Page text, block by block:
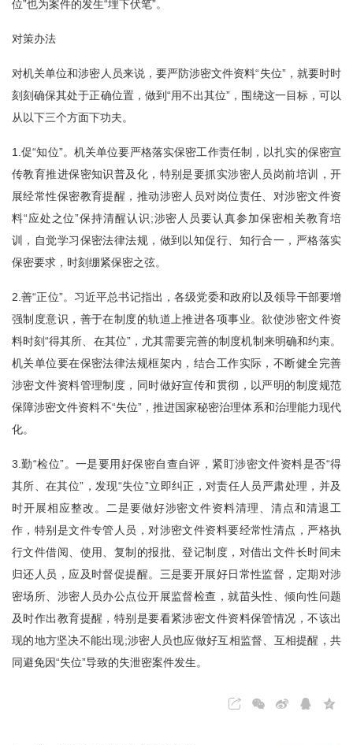
位”也为案件的发生“埋下伏笔”。
对策办法
对机关单位和涉密人员来说，要严防涉密文件资料“失位”，就要时时
刻刻确保其处于正确位置，做到“用不出其位”，围绕这一目标，可以
从以下三个方面下功夫。
1.促“知位”。机关单位要严格落实保密工作责任制，以扎实的保密宣
传教育推进保密知识普及化，特别是要抓实涉密人员岗前培训，开
展经常性保密教育提醒，推动涉密人员对岗位责任、对涉密文件资
料“应处之位”保持清醒认识;涉密人员要认真参加保密相关教育培
训，自觉学习保密法律法规，做到以知促行、知行合一，严格落实
保密要求，时刻绷紧保密之弦。
2.善“正位”。习近平总书记指出，各级党委和政府以及领导干部要增
强制度意识，善于在制度的轨道上推进各项事业。欲使涉密文件资
料时刻“得其所、在其位”，尤其需要完善的制度机制来明确和约束。
机关单位要在保密法律法规框架内，结合工作实际，不断健全完善
涉密文件资料管理制度，同时做好宣传和贯彻，以严明的制度规范
保障涉密文件资料不“失位”，推进国家秘密治理体系和治理能力现代
化。
3.勤“检位”。一是要用好保密自查自评，紧盯涉密文件资料是否“得
其所、在其位”，发现“失位”立即纠正，对责任人员严肃处理，并及
时开展相应整改。二是要做好涉密文件资料清理、清点和清退工
作，特别是文件专管人员，对涉密文件资料要经常性清点，严格执
行文件借阅、使用、复制的报批、登记制度，对借出文件长时间未
归还人员，应及时督促提醒。三是要开展好日常性监督，定期对涉
密场所、涉密人员办公点位开展监督检查，就苗头性、倾向性问题
及时作出教育提醒，特别是要看紧涉密文件资料保管情况，不该出
现的地方坚决不能出现;涉密人员也应做好互相监督、互相提醒，共
同避免因“失位”导致的失泄密案件发生。